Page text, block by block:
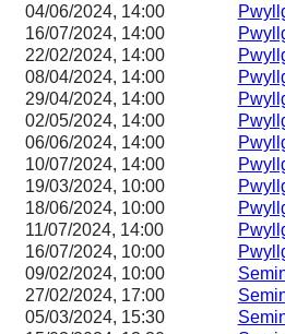
04/06/2024, 14:00
16/07/2024, 14:00
22/02/2024, 14:00
08/04/2024, 14:00
29/04/2024, 14:00
02/05/2024, 14:00
06/06/2024, 14:00
10/07/2024, 14:00
19/03/2024, 10:00
18/06/2024, 10:00
11/07/2024, 14:00
16/07/2024, 10:00
09/02/2024, 10:00
27/02/2024, 17:00
05/03/2024, 15:30